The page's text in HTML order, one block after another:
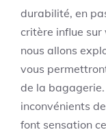
durabilité, en
critère influe sur
nous allons
vous
de la
inconvénients
font sensation